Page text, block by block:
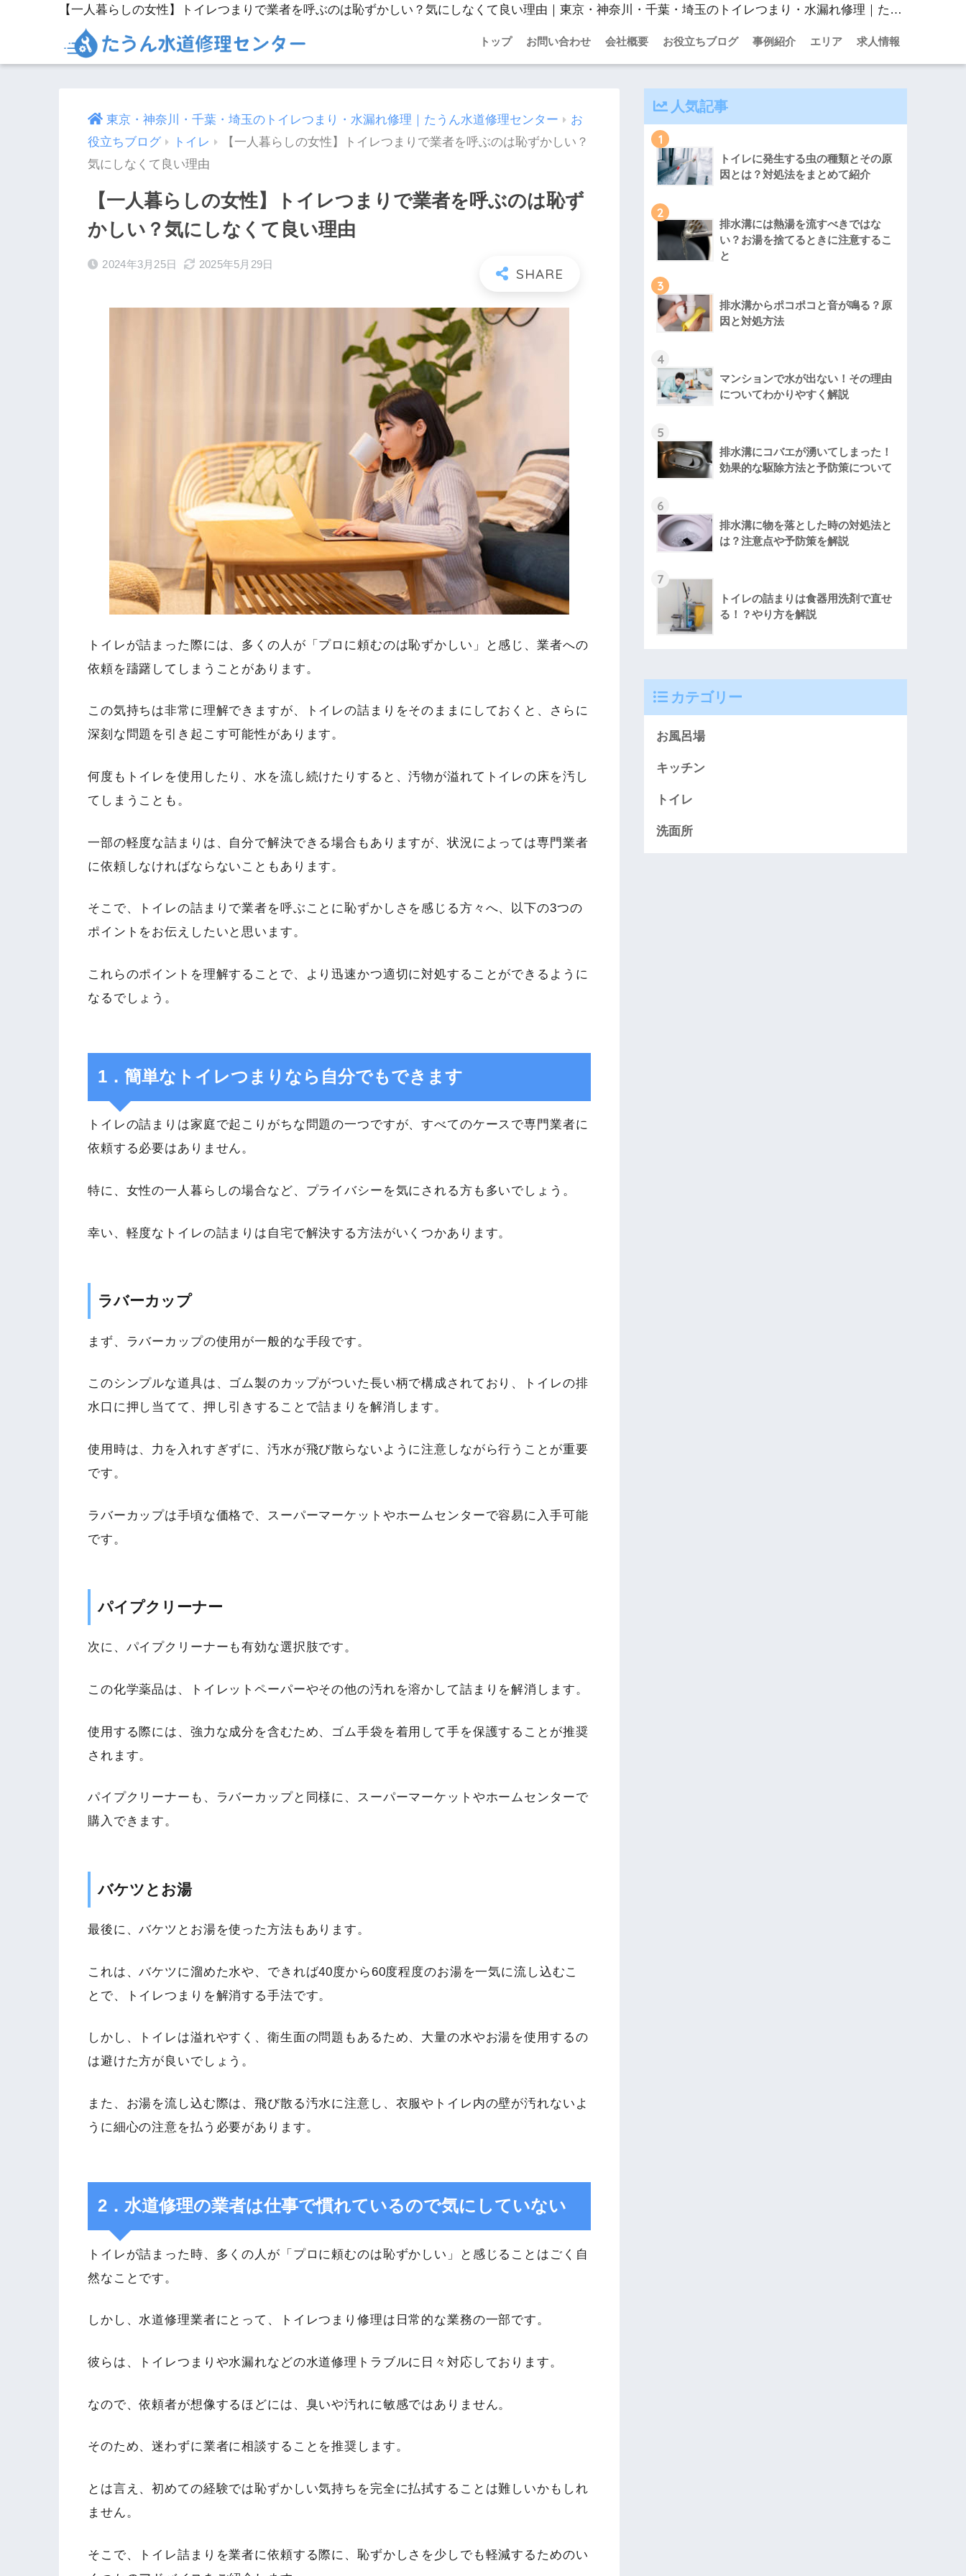
【一人暮らしの女性】トイレつまりで業者を呼ぶのは恥ずかしい？気にしなくて良い理由｜東京・神奈川・千葉・埼玉のトイレつまり・水漏れ修理｜たうん水道修理センター
トップ お問い合わせ 会社概要 お役立ちブログ 事例紹介 エリア 求人情報
東京・神奈川・千葉・埼玉のトイレつまり・水漏れ修理｜たうん水道修理センター
お
役立ちブログ
トイレ
【一人暮らしの女性】トイレつまりで業者を呼ぶのは恥ずかしい？
気にしなくて良い理由
【一人暮らしの女性】トイレつまりで業者を呼ぶのは恥ず
かしい？気にしなくて良い理由
2024年3月25日 2025年5月29日
トイレが詰まった際には、多くの人が「プロに頼むのは恥ずかしい」と感じ、業者への
依頼を躊躇してしまうことがあります。
この気持ちは非常に理解できますが、トイレの詰まりをそのままにしておくと、さらに
深刻な問題を引き起こす可能性があります。
何度もトイレを使用したり、水を流し続けたりすると、汚物が溢れてトイレの床を汚し
てしまうことも。
一部の軽度な詰まりは、自分で解決できる場合もありますが、状況によっては専門業者
に依頼しなければならないこともあります。
そこで、トイレの詰まりで業者を呼ぶことに恥ずかしさを感じる方々へ、以下の3つの
ポイントをお伝えしたいと思います。
これらのポイントを理解することで、より迅速かつ適切に対処することができるように
なるでしょう。
1．簡単なトイレつまりなら自分でもできます
トイレの詰まりは家庭で起こりがちな問題の一つですが、すべてのケースで専門業者に
依頼する必要はありません。
特に、女性の一人暮らしの場合など、プライバシーを気にされる方も多いでしょう。
幸い、軽度なトイレの詰まりは自宅で解決する方法がいくつかあります。
ラバーカップ
まず、ラバーカップの使用が一般的な手段です。
このシンプルな道具は、ゴム製のカップがついた長い柄で構成されており、トイレの排
水口に押し当てて、押し引きすることで詰まりを解消します。
使用時は、力を入れすぎずに、汚水が飛び散らないように注意しながら行うことが重要
です。
ラバーカップは手頃な価格で、スーパーマーケットやホームセンターで容易に入手可能
です。
パイプクリーナー
次に、パイプクリーナーも有効な選択肢です。
この化学薬品は、トイレットペーパーやその他の汚れを溶かして詰まりを解消します。
使用する際には、強力な成分を含むため、ゴム手袋を着用して手を保護することが推奨
されます。
パイプクリーナーも、ラバーカップと同様に、スーパーマーケットやホームセンターで
購入できます。
バケツとお湯
最後に、バケツとお湯を使った方法もあります。
これは、バケツに溜めた水や、できれば40度から60度程度のお湯を一気に流し込むこ
とで、トイレつまりを解消する手法です。
しかし、トイレは溢れやすく、衛生面の問題もあるため、大量の水やお湯を使用するの
は避けた方が良いでしょう。
また、お湯を流し込む際は、飛び散る汚水に注意し、衣服やトイレ内の壁が汚れないよ
うに細心の注意を払う必要があります。
2．水道修理の業者は仕事で慣れているので気にしていない
トイレが詰まった時、多くの人が「プロに頼むのは恥ずかしい」と感じることはごく自
然なことです。
しかし、水道修理業者にとって、トイレつまり修理は日常的な業務の一部です。
彼らは、トイレつまりや水漏れなどの水道修理トラブルに日々対応しております。
なので、依頼者が想像するほどには、臭いや汚れに敏感ではありません。
そのため、迷わずに業者に相談することを推奨します。
とは言え、初めての経験では恥ずかしい気持ちを完全に払拭することは難しいかもしれ
ません。
そこで、トイレ詰まりを業者に依頼する際に、恥ずかしさを少しでも軽減するためのい
人気記事
1
トイレに発生する虫の種類とその原
因とは？対処法をまとめて紹介
2
排水溝には熱湯を流すべきではな
い？お湯を捨てるときに注意するこ
と
3
排水溝からポコポコと音が鳴る？原
因と対処方法
4
マンションで水が出ない！その理由
についてわかりやすく解説
5
排水溝にコバエが湧いてしまった！
効果的な駆除方法と予防策について
6
排水溝に物を落とした時の対処法と
は？注意点や予防策を解説
7
トイレの詰まりは食器用洗剤で直せ
る！？やり方を解説
カテゴリー
お風呂場
キッチン
トイレ
洗面所